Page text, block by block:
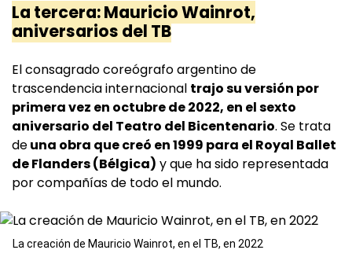
La tercera: Mauricio Wainrot,
aniversarios del TB
El consagrado coreógrafo argentino de
trascendencia internacional trajo su versión por
primera vez en octubre de 2022, en el sexto
aniversario del Teatro del Bicentenario. Se trata
deuna obra que creó en 1999 para el Royal Ballet
de Flanders (Bélgica) y que ha sido representada
por compañías de todo el mundo.
La creación de Mauricio Wainrot, en el TB, en 2022